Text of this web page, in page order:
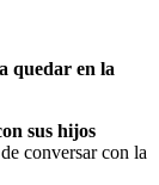
quedar en la
sus hijos
conversar con la